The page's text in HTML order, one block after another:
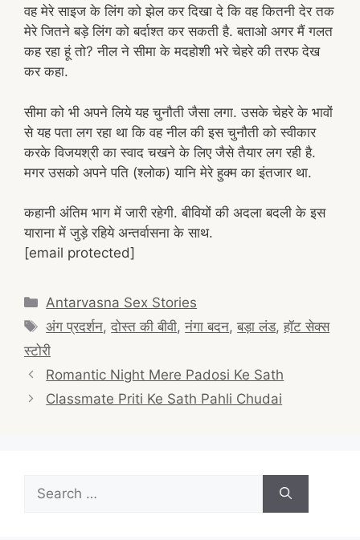
वह मेरे साइज के लिंग को झेल कर दिखा दे कि वह कितनी देर तक
मेरे जितने बड़े लिंग को बर्दाश्त कर सकती है. बताओ अगर मैं गलत
कह रहा हूं तो? नील ने सीमा के मदहोशी भरे चेहरे की तरफ देख
कर कहा.
सीमा को भी अपने लिये यह चुनौती जैसा लगा. उसके चेहरे के भावों
से यह पता लग रहा था कि वह नील की इस चुनौती को स्वीकार
करके विजयश्री का स्वाद चखने के लिए जैसे तैयार लग रही है.
मगर उसको अपने पति (श्लोक) यानि मेरे हुक्म का इंतजार था.
कहानी अंतिम भाग में जारी रहेगी. बीवियों की अदला बदली के इस
याराना में जुड़े रहिये अन्तर्वासना के साथ.
[email protected]
Categories
Antarvasna Sex Stories
Tags
अंग प्रदर्शन,दोस्त की बीवी,नंगा बदन,बड़ा लंड,हॉट सेक्स
स्टोरी
Post
navigation
Romantic Night Mere Padosi Ke Sath
Classmate Priti Ke Sath Pahli Chudai
Search
for: